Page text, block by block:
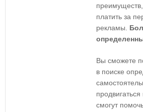
платить за
рекламы.
Вы сможете
в поиске
смогут